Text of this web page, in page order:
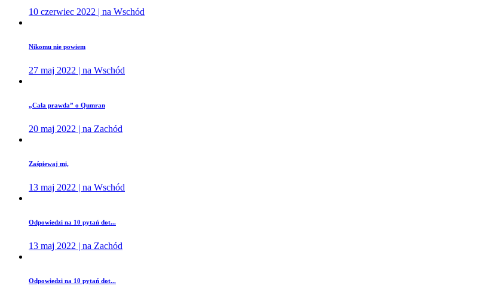
10 czerwiec 2022 | na Wschód
Nikomu nie powiem
27 maj 2022 | na Wschód
„Cała prawda” o Qumran
20 maj 2022 | na Zachód
Zaśpiewaj mi,
13 maj 2022 | na Wschód
Odpowiedzi na 10 pytań dot...
13 maj 2022 | na Zachód
Odpowiedzi na 10 pytań dot...